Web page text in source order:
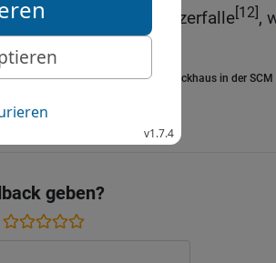
da ich doch wie Moder zerfalle[12],
zerfressen hat.
Bibel 2006, © 2006 SCM R.Brockhaus in der
geben?